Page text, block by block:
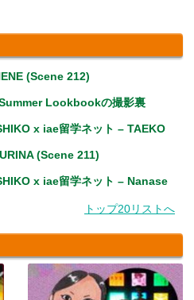
(Scene 212)
Lookbookの撮影裏
x iae留学ネット – TAEKO
(Scene 211)
x iae留学ネット – Nanase
トップ20リストへ